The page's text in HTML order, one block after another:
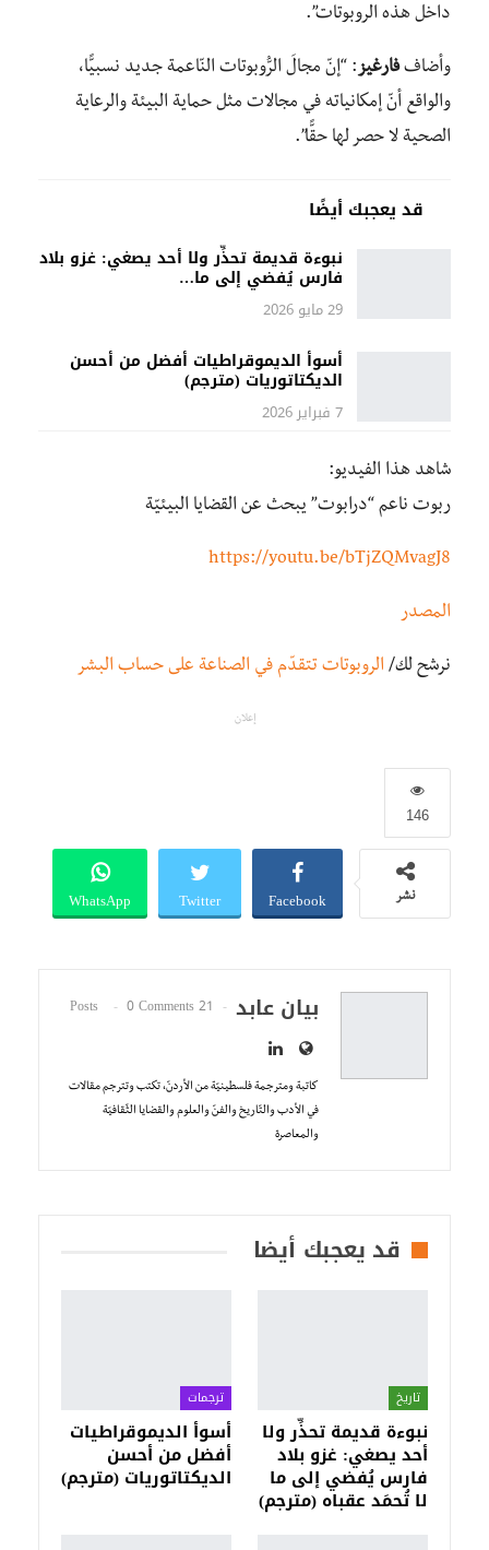
داخل هذه الروبوتات”.
وأضاففارغيز: “إنّ مجالَ الرُّوبوتات النّاعمة جديد نسبيًّا،
والواقع أنّ إمكانياته في مجالات مثل حماية البيئة والرعاية
الصحية لا حصر لها حقًّا”.
قد يعجبك أيضًا
نبوءة قديمة تحذِّر ولا أحد يصغي: غزو بلاد
فارس يُفضي إلى ما…
29 مايو 2026
أسوأ الديموقراطيات أفضل من أحسن
الديكتاتوريات (مترجم)
7 فبراير 2026
شاهد هذا الفيديو:
ربوت ناعم “درابوت” يبحث عن القضايا البيئيّة
https://youtu.be/bTjZQMvagJ8
المصدر
نرشح لك/ الروبوتات تتقدّم في الصناعة على حساب البشر
إعلان
146
نشر Facebook
Twitter
WhatsApp
بيان عابد 21 Posts
0 Comments
كاتبة ومترجمة فلسطينيّة من الأردنّ، تكتب وتترجم مقالات
في الأدب والتّاريخ والفنّ والعلوم والقضايا الثّقافيّة
والمعاصرة
قد يعجبك أيضا
تاريخ
نبوءة قديمة تحذِّر ولا
أحد يصغي: غزو بلاد
فارس يُفضي إلى ما
لا تُحمَد عقباه (مترجم)
ترجمات
أسوأ الديموقراطيات
أفضل من أحسن
الديكتاتوريات (مترجم)